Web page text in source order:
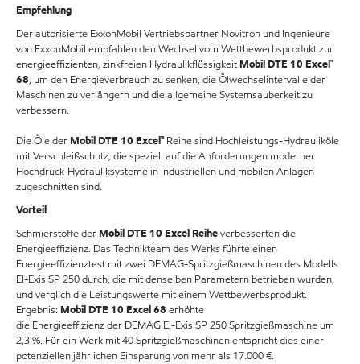
Empfehlung
Der autorisierte ExxonMobil Vertriebspartner Novitron und Ingenieure
von ExxonMobil empfahlen den Wechsel vom Wettbewerbsprodukt zur
energieeffizienten, zinkfreien HydraulikflüssigkeitMobil DTE 10 Excel™
68, um den Energieverbrauch zu senken, die Ölwechselintervalle der
Maschinen zu verlängern und die allgemeine Systemsauberkeit zu
verbessern.
Die Öle derMobil DTE 10 Excel™Reihe sind Hochleistungs-Hydrauliköle
mit Verschleißschutz, die speziell auf die Anforderungen moderner
Hochdruck-Hydrauliksysteme in industriellen und mobilen Anlagen
zugeschnitten sind.
Vorteil
Schmierstoffe derMobil DTE 10 Excel Reiheverbesserten die
Energieeffizienz. Das Technikteam des Werks führte einen
Energieeffizienztest mit zwei DEMAG-Spritzgießmaschinen des Modells
El-Exis SP 250 durch, die mit denselben Parametern betrieben wurden,
und verglich die Leistungswerte mit einem Wettbewerbsprodukt.
Ergebnis:Mobil DTE 10 Excel 68 erhöhte
die Energieeffizienz der DEMAG El-Exis SP 250 Spritzgießmaschine um
2,3 %. Für ein Werk mit 40 Spritzgießmaschinen entspricht dies einer
potenziellen jährlichen Einsparung von mehr als 17.000 €.